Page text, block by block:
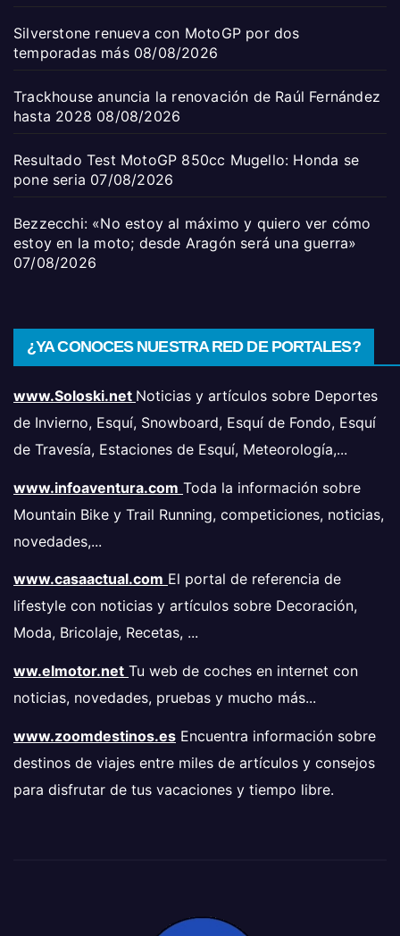
Silverstone renueva con MotoGP por dos
temporadas más 08/08/2026
Trackhouse anuncia la renovación de Raúl Fernández
hasta 2028 08/08/2026
Resultado Test MotoGP 850cc Mugello: Honda se
pone seria 07/08/2026
Bezzecchi: «No estoy al máximo y quiero ver cómo
estoy en la moto; desde Aragón será una guerra»
07/08/2026
¿YA CONOCES NUESTRA RED DE PORTALES?
www.Soloski.net Noticias y artículos sobre Deportes
de Invierno, Esquí, Snowboard, Esquí de Fondo, Esquí
de Travesía, Estaciones de Esquí, Meteorología,...
www.infoaventura.com Toda la información sobre
Mountain Bike y Trail Running, competiciones, noticias,
novedades,...
www.casaactual.com El portal de referencia de
lifestyle con noticias y artículos sobre Decoración,
Moda, Bricolaje, Recetas, ...
ww.elmotor.net Tu web de coches en internet con
noticias, novedades, pruebas y mucho más...
www.zoomdestinos.es Encuentra información sobre
destinos de viajes entre miles de artículos y consejos
para disfrutar de tus vacaciones y tiempo libre.